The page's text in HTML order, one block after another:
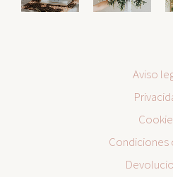
Aviso
Condiciones